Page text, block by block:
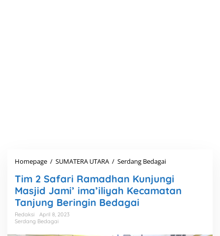
Homepage / SUMATERA UTARA / Serdang Bedagai
m
2
S
Tim 2 Safari Ramadhan Kunjungi
Masjid Jami’ ima’iliyah Kecamatan
Tanjung Beringin Bedagai
Redaksi
April 8, 2023
Serdang Bedagai